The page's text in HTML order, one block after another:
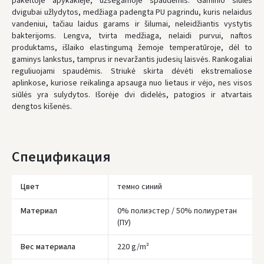
ЗАКАЗЫ ОТ80 € БЕСПЛАТНАЯ ДОСТАВКА!
НЕДОСТАТОК БЕСПЛАТНОЙ ДОСТАВКИ:80 €
* Сроки доставки являются ориентировочными и могут зависеть от
доступности курьерской службы.
dvigubai užlydytos, medžiaga padengta PU pagrindu, kuris nelaidus
vandeniui, tačiau laidus garams ir šilumai, neleidžiantis vystytis
bakterijoms. Lengva, tvirta medžiaga, nelaidi purvui, naftos
produktams, išlaiko elastingumą žemoje temperatūroje, dėl to
gaminys lankstus, tamprus ir nevaržantis judesių laisvės. Rankogaliai
reguliuojami spaudėmis. Striukė skirta dėvėti ekstremaliose
aplinkose, kuriose reikalinga apsauga nuo lietaus ir vėjo, nes visos
siūlės yra sulydytos. Išorėje dvi didelės, patogios ir atvartais
dengtos kišenės.
Спецификация
Цвет темно синий
Материал
0% полиэстер / 50% полиуретан
(ПУ)
Вес материала 220 g/m²
Įvertinimas: